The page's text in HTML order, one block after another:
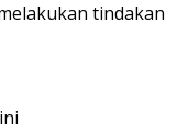
tindakan